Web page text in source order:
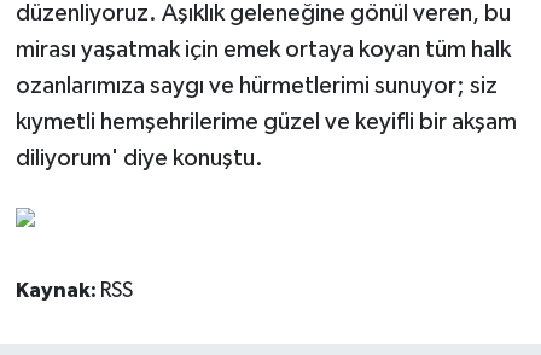
düzenliyoruz. Aşıklık geleneğine gönül veren, bu
mirası yaşatmak için emek ortaya koyan tüm halk
ozanlarımıza saygı ve hürmetlerimi sunuyor; siz
kıymetli hemşehrilerime güzel ve keyifli bir akşam
diliyorum' diye konuştu.
Kaynak: RSS